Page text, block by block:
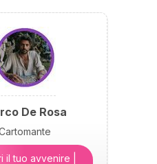
De Rosa
il tuo avvenire |